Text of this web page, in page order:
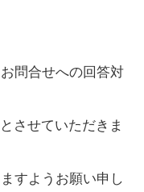
問合せへの回答対
させていただきま
すようお願い申し